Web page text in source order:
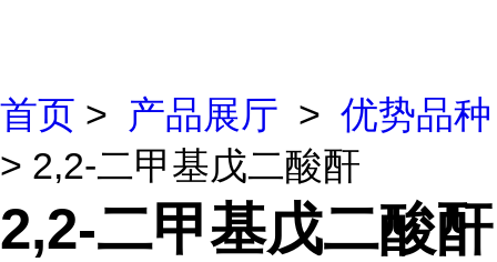
首页 > 产品展厅 > 优势品种
> 2,2-二甲基戊二酸酐
2,2-二甲基戊二酸酐